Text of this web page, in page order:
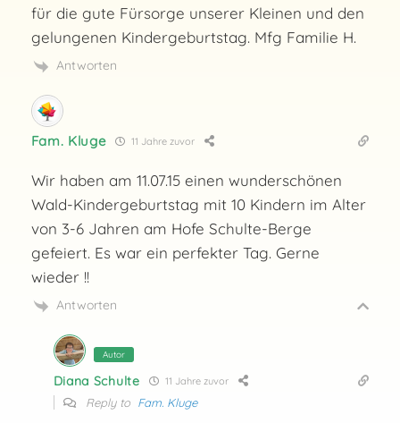
für die gute Fürsorge unserer Kleinen und den
gelungenen Kindergeburtstag. Mfg Familie H.
Antworten
Fam. Kluge 11 Jahre zuvor
Wir haben am 11.07.15 einen wunderschönen
Wald-Kindergeburtstag mit 10 Kindern im Alter
von 3-6 Jahren am Hofe Schulte-Berge
gefeiert. Es war ein perfekter Tag. Gerne
wieder !!
Antworten
Autor
Diana Schulte 11 Jahre zuvor
Reply to Fam. Kluge